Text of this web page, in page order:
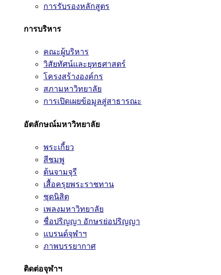
การรับรองหลักสูตร
การบริหาร
คณะผู้บริหาร
วิสัยทัศน์และยุทธศาสตร์
โครงสร้างองค์กร
สภามหาวิทยาลัย
การเปิดเผยข้อมูลสู่สาธารณะ
อัตลักษณ์มหาวิทยาลัย
พระเกี้ยว
สีชมพู
ต้นจามจุรี
เสื้อครุยพระราชทาน
ชุดนิสิต
เพลงมหาวิทยาลัย
ชื่อปริญญา อักษรย่อปริญญา
แบรนด์จุฬาฯ
ภาพบรรยากาศ
ติดต่อจุฬาฯ